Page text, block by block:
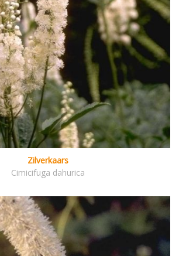
Zilverkaars
Cimicifuga dahurica